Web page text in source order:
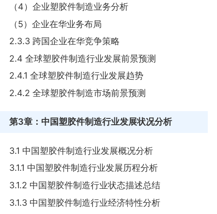
（4）企业塑胶件制造业务分析
（5）企业在华业务布局
2.3.3 跨国企业在华竞争策略
2.4 全球塑胶件制造行业发展前景预测
2.4.1 全球塑胶件制造行业发展趋势
2.4.2 全球塑胶件制造市场前景预测
第3章 ：中国塑胶件制造行业发展状况分析
3.1 中国塑胶件制造行业发展概况分析
3.1.1 中国塑胶件制造行业发展历程分析
3.1.2 中国塑胶件制造行业状态描述总结
3.1.3 中国塑胶件制造行业经济特性分析